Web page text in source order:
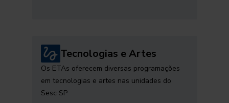
Tecnologias e Artes
Os ETAs oferecem diversas programações
em tecnologias e artes nas unidades do
Sesc SP